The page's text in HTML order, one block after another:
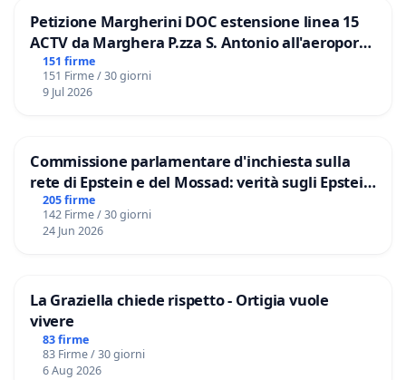
Petizione Margherini DOC estensione linea 15
ACTV da Marghera P.zza S. Antonio all'aeroporto
Marco Polo tariffa a € 1,50
151 firme
151 Firme / 30 giorni
9 Jul 2026
Commissione parlamentare d'inchiesta sulla
rete di Epstein e del Mossad: verità sugli Epstein
Files
205 firme
142 Firme / 30 giorni
24 Jun 2026
La Graziella chiede rispetto - Ortigia vuole
vivere
83 firme
83 Firme / 30 giorni
6 Aug 2026